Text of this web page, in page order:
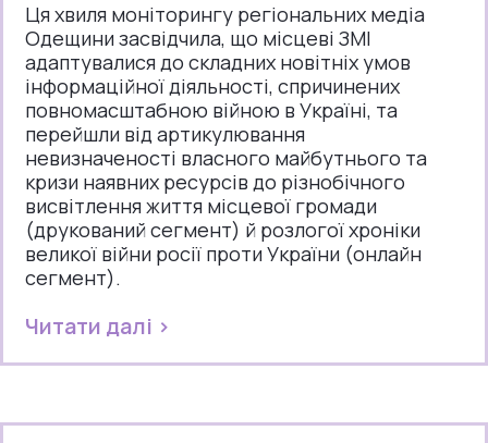
Ця хвиля моніторингу регіональних медіа
Одещини засвідчила, що місцеві ЗМІ
адаптувалися до складних новітніх умов
інформаційної діяльності, спричинених
повномасштабною війною в Україні, та
перейшли від артикулювання
невизначеності власного майбутнього та
кризи наявних ресурсів до різнобічного
висвітлення життя місцевої громади
(друкований сегмент) й розлогої хроніки
великої війни росії проти України (онлайн
сегмент).
Читати далі >